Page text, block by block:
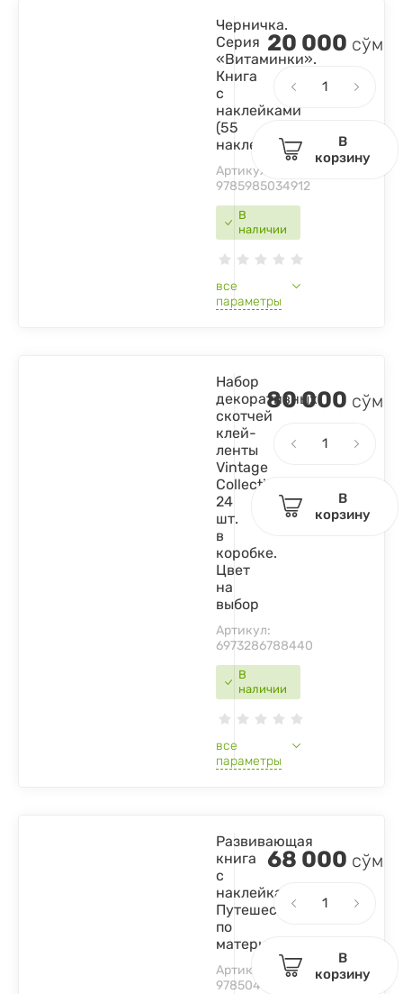
В
наличии
Черничка.
Серия
«Витаминки».
Книга
с
наклейками
(55
наклеек)
Артикул:
9785985034912
все
параметры
20 000 сўм
В
корзину
В
наличии
Набор
декоративных
скотчей
клей-
ленты
Vintage
Collection,
24
шт.
в
коробке.
Цвет
на
выбор
Артикул:
6973286788440
все
параметры
80 000 сўм
В
корзину
Развивающая
книга
с
наклейками.
Путешествие
по
материкам
Артикул:
9785041608446
68 000 сўм
В
корзину